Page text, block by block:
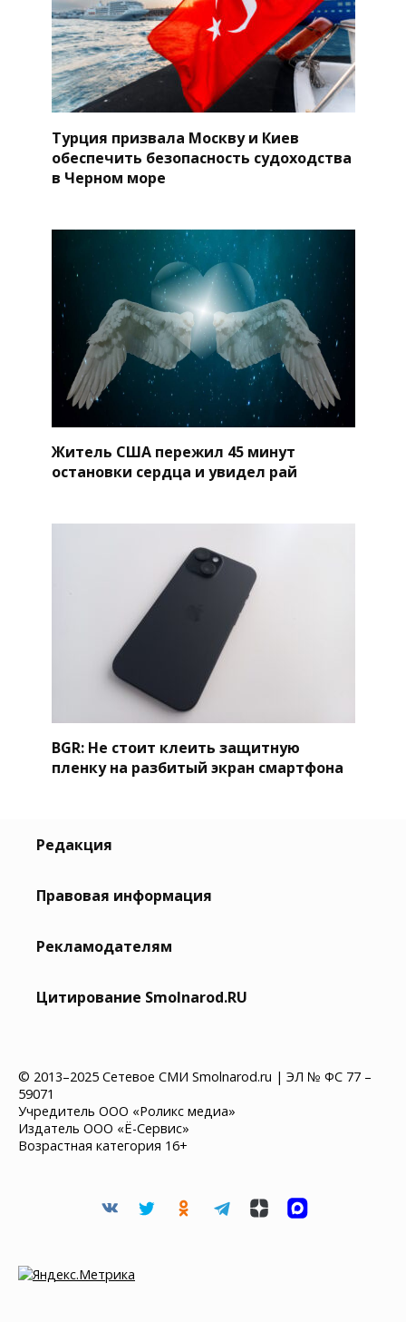
Турция призвала Москву и Киев
обеспечить безопасность судоходства
в Черном море
Житель США пережил 45 минут
остановки сердца и увидел рай
BGR: Не стоит клеить защитную
пленку на разбитый экран смартфона
Редакция
Правовая информация
Рекламодателям
Цитирование Smolnarod.RU
© 2013–2025 Сетевое СМИ Smolnarod.ru | ЭЛ № ФС 77 –
59071
Учредитель ООО «Роликс медиа»
Издатель ООО «Ё-Сервис»
Возрастная категория 16+